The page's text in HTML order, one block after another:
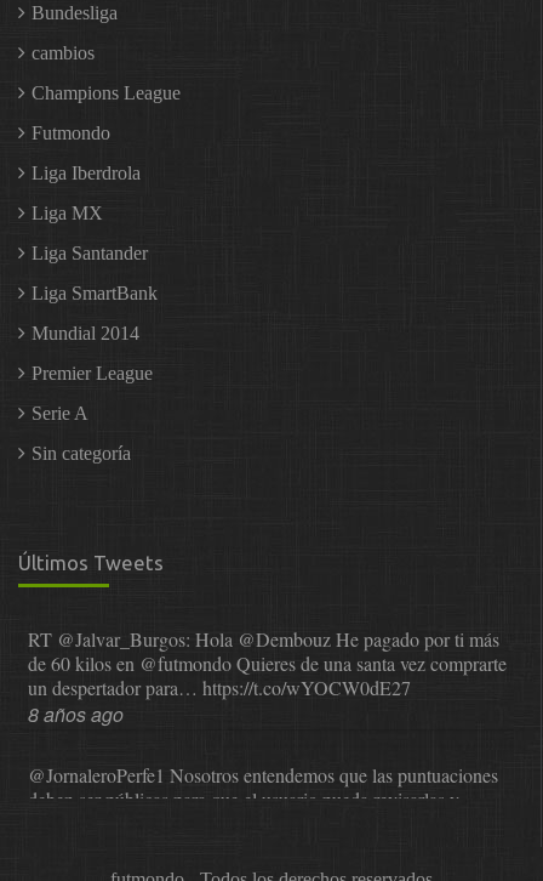
Bundesliga
cambios
Champions League
Futmondo
Liga Iberdrola
Liga MX
Liga Santander
Liga SmartBank
Mundial 2014
Premier League
Serie A
Sin categoría
Últimos Tweets
RT @Jalvar_Burgos: Hola @DembouzHe pagado por ti más
de 60 kilos en @futmondoQuieres de una santa vez comprarte
un despertador para… https://t.co/wYOCW0dE27
8 años ago
@JornaleroPerfe1 Nosotros entendemos que las puntuaciones
deben ser públicas para que el usuario pueda revisarlas y…